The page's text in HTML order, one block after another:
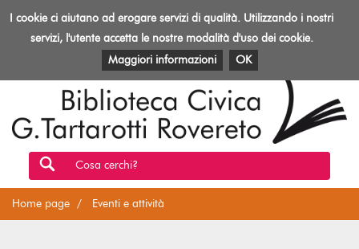
Toggle
Biblioteca
Rovereto
EVENTI E ATTIVITÀ PATRIMONIO E RISORSE
Cosa cerchi?
Home page Eventi e attività
I cookie ci aiutano ad erogare servizi di qualità. Utilizzando i nostri
servizi, l'utente accetta le nostre modalità d'uso dei cookie.
Maggiori informazioni
OK